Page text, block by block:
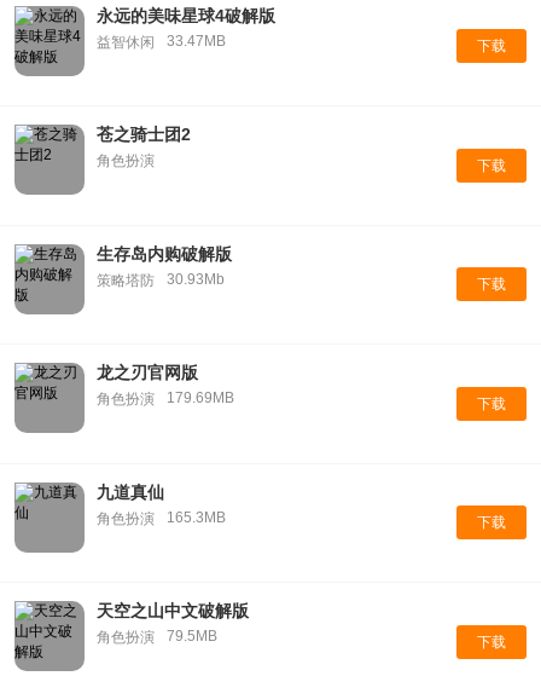
永远的美味星球4破解版
益智休闲 33.47MB 下载
苍之骑士团2
角色扮演 下载
生存岛内购破解版
策略塔防 30.93Mb 下载
龙之刃官网版
角色扮演 179.69MB 下载
九道真仙
角色扮演 165.3MB 下载
天空之山中文破解版
角色扮演 79.5MB 下载